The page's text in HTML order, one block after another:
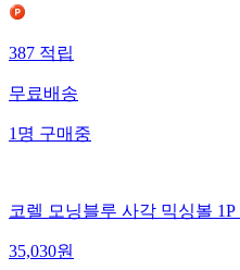
387적립
무료배송
1명구매중
코렐 모닝블루 사각 믹싱볼
35,030원